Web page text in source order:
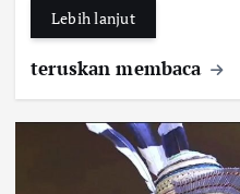
o
k p
Lebih lanjut
teruskan membaca